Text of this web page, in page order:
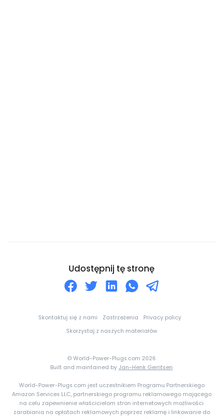
Falklandy
Fidżi
Filipiny
Udostępnij tę stronę
Skontaktuj się z nami Zastrzeżenia
Privacy policy
Skorzystaj z naszych materiałów
© World-Power-Plugs.com 2026
Built and maintained by Jan-Henk Gerritsen
World-Power-Plugs.com jest uczestnikiem Programu Partnerskiego
Amazon Services LLC, partnerskiego programu reklamowego mającego
na celu zapewnienie właścicielom stron internetowych możliwości
zarabiania na opłatach reklamowych poprzez reklamę i linkowanie do